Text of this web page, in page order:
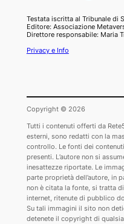
Testata iscritta al Tribunale di
Editore: Associazione
Direttore responsabile: Maria
Privacy e Info
Copyright © 2026
Tutti i contenuti offerti da
esterni, sono redatti con la
controllo. Le fonti dei
presenti. L’autore non si
inesattezze riportate. Le
parte proprietà dell’autore, in
non è citata la fonte, si tratta
internet, ritenute di pubblico
Su tali immagini il sito non
detenete il copyright di